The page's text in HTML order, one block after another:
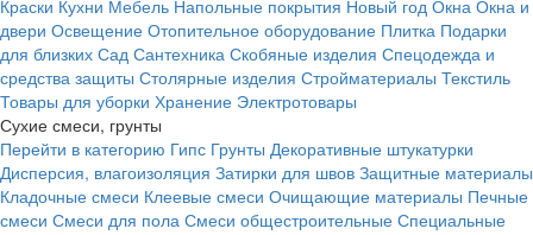
Краски Кухни Мебель Напольные покрытия Новый год Окна Окна и
двери Освещение Отопительное оборудование Плитка Подарки
для близких Сад Сантехника Скобяные изделия Спецодежда и
средства защиты Столярные изделия Стройматериалы Текстиль
Товары для уборки Хранение Электротовары
Сухие смеси, грунты
Перейти в категорию Гипс Грунты Декоративные штукатурки
Дисперсия, влагоизоляция Затирки для швов Защитные материалы
Кладочные смеси Клеевые смеси Очищающие материалы Печные
смеси Смеси для пола Смеси общестроительные Специальные